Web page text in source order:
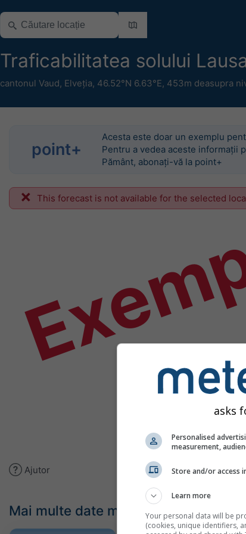
Traficabilitatea solului
cantonul Vaud, Elveția, 46.52°N 6.63°E, 453m deasupra
point+
Acesta este doar un exemplu
Pentru a vedea aceste informații
Pământ, abonați-vă la point+
This forecast is not available for the selected
Ajutor
Mai multe date meteo
asks
Personalised
measurement,
Store and/or access
Learn more
Your personal data will be
(cookies, unique identifiers,